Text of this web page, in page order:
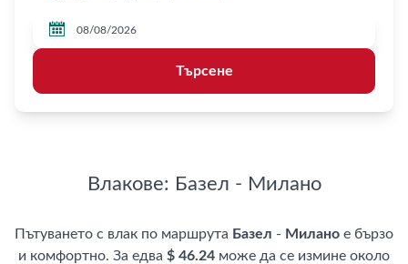

Търсене
Влакове: Базел - Милано
Пътуването с влак по маршрута Базел - Милано е бързо
и комфортно. За едва $ 46.24 може да се измине около